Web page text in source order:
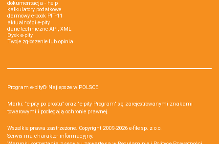
dokumentacja - help
kalkulatory podatkowe
darmowy e-book PIT-11
aktualności e-pity
dane techniczne API, XML
Dysk e-pity
Twoje zgłoszenie lub opinia
Program e-pity® Najlepsze w POLSCE.
Marki: "e-pity po prostu" oraz "e-pity Program" są zarejestrowanymi znakami
towarowymi i podlegają ochronie prawnej.
Wszelkie prawa zastrzeżone. Copyright 2009-2026 e-file sp. z o.o.
Serwis ma charakter informacyjny.